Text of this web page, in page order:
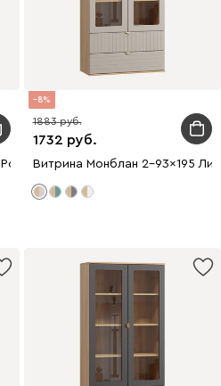
Белый
8
1732
1883
Витрина Монблан 2-93x195